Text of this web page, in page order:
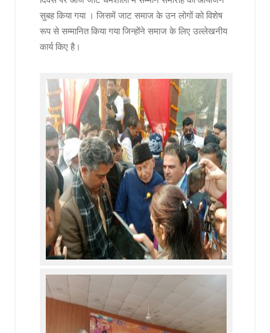
सुबह किया गया । जिसमें जाट समाज के उन लोगों को विशेष
रूप से सम्मानित किया गया जिन्होंने समाज के लिए उल्लेखनीय
कार्य किए है।